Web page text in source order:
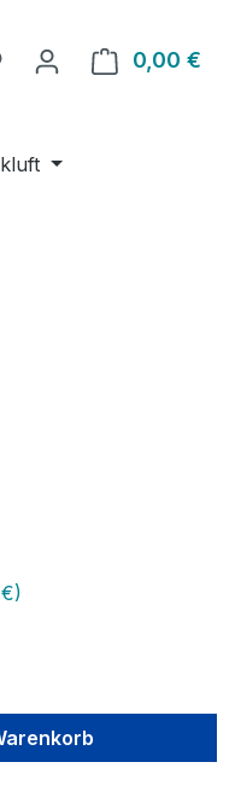
Du hast 0 Produkte auf
0,00 €
Wert